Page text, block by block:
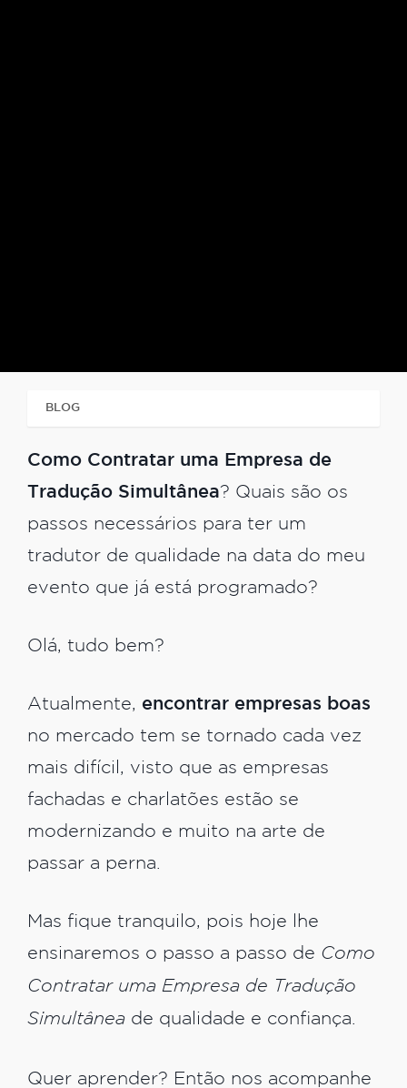
BLOG
Como Contratar uma Empresa de
Tradução Simultânea? Quais são os
passos necessários para ter um
tradutor de qualidade na data do meu
evento que já está programado?
Olá, tudo bem?
Atualmente, encontrar empresas boas
no mercado tem se tornado cada vez
mais difícil, visto que as empresas
fachadas e charlatões estão se
modernizando e muito na arte de
passar a perna.
Mas fique tranquilo, pois hoje lhe
ensinaremos o passo a passo de Como
Contratar uma Empresa de Tradução
Simultânea de qualidade e confiança.
Quer aprender? Então nos acompanhe